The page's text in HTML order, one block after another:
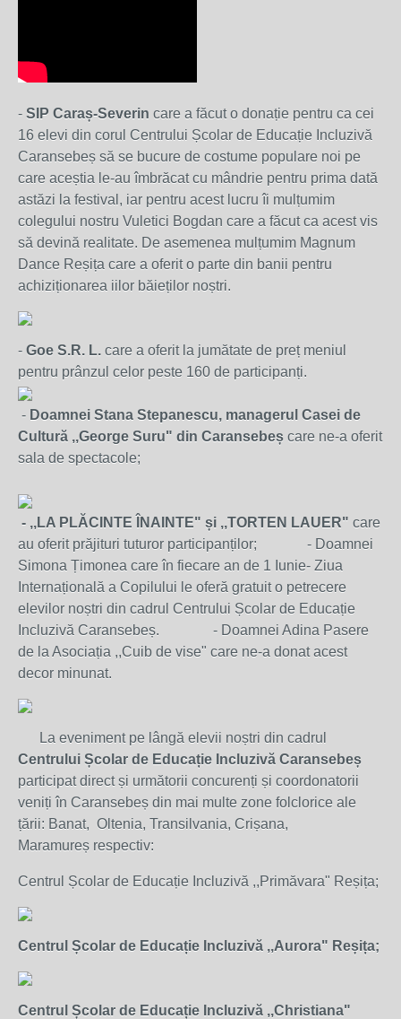
- SIP Caraș-Severin care a făcut o donație pentru ca cei
16 elevi din corul Centrului Școlar de Educație Incluzivă
Caransebeș să se bucure de costume populare noi pe
care aceștia le-au îmbrăcat cu mândrie pentru prima dată
astăzi la festival, iar pentru acest lucru îi mulțumim
colegului nostru Vuletici Bogdan care a făcut ca acest vis
să devină realitate. De asemenea mulțumim Magnum
Dance Reșița care a oferit o parte din banii pentru
achiziționarea iilor băieților noștri.
- Goe S.R. L. care a oferit la jumătate de preț meniul
pentru prânzul celor peste 160 de participanți.
- Doamnei Stana Stepanescu, managerul Casei de
Cultură ,,George Suru" din Caransebeș care ne-a oferit
sala de spectacole;
- ,,LA PLĂCINTE ÎNAINTE" și ,,TORTEN LAUER" care
au oferit prăjituri tuturor participanților; - Doamnei
Simona Țimonea care în fiecare an de 1 Iunie- Ziua
Internațională a Copilului le oferă gratuit o petrecere
elevilor noștri din cadrul Centrului Școlar de Educație
Incluzivă Caransebeș. - Doamnei Adina Pasere
de la Asociația ,,Cuib de vise" care ne-a donat acest
decor minunat.
La eveniment pe lângă elevii noștri din cadrul
Centrului Școlar de Educație Incluzivă Caransebeș
participat direct și următorii concurenți și coordonatorii
veniți în Caransebeș din mai multe zone folclorice ale
țării: Banat, Oltenia, Transilvania, Crișana,
Maramureș respectiv:
Centrul Școlar de Educație Incluzivă ,,Primăvara" Reșița;
Centrul Școlar de Educație Incluzivă ,,Aurora" Reșița;
Centrul Școlar de Educație Incluzivă ,,Christiana"